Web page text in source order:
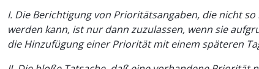
I. Die Berichtigung von Prioritätsangaben, die nicht
werden kann, ist nur dann zuzulassen, wenn sie
die Hinzufügung einer Priorität mit einem späteren